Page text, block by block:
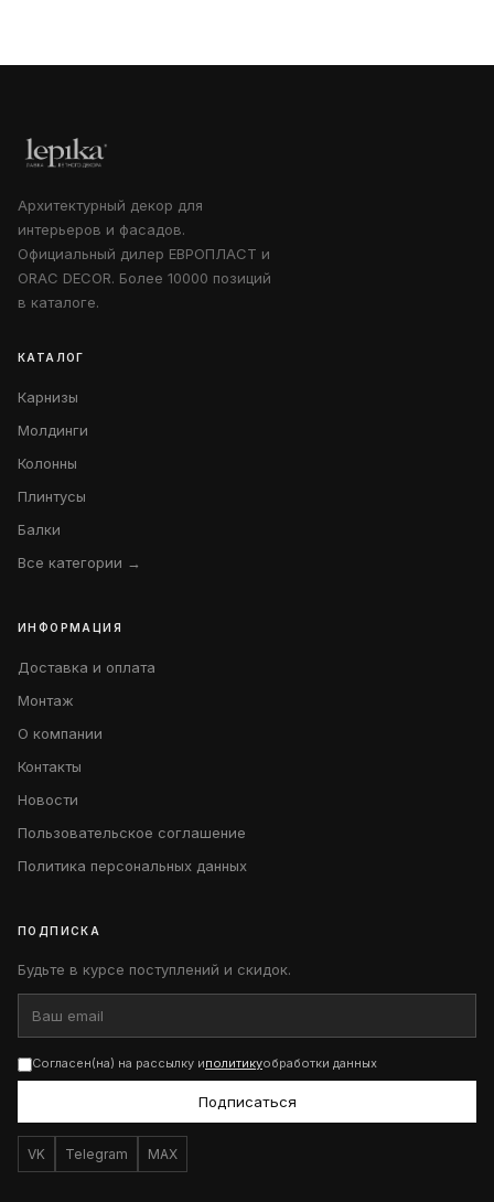
Архитектурный декор для
интерьеров и фасадов.
Официальный дилер ЕВРОПЛАСТ и
ORAC DECOR. Более 10000 позиций
в каталоге.
КАТАЛОГ
Карнизы
Молдинги
Колонны
Плинтусы
Балки
Все категории →
ИНФОРМАЦИЯ
Доставка и оплата
Монтаж
О компании
Контакты
Новости
Пользовательское соглашение
Политика персональных данных
ПОДПИСКА
Будьте в курсе поступлений и скидок.
Согласен(на) на рассылку иполитикуобработки данных
Подписаться
VK Telegram MAX